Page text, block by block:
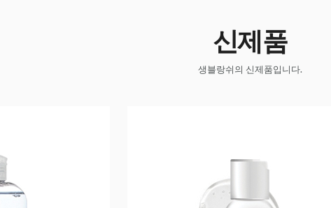
신제품
생블랑쉬의 신제품입니다.